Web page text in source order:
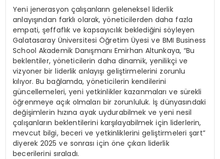
Yeni jenerasyon çalışanların geleneksel liderlik
anlayışından farklı olarak, yöneticilerden daha fazla
empati, şeffaflık ve kapsayıcılık beklediğini söyleyen
Galatasaray Üniversitesi Öğretim Üyesi ve BMI Business
School Akademik Danışmanı Emirhan Altunkaya, “Bu
beklentiler, yöneticilerin daha dinamik, yenilikçi ve
vizyoner bir liderlik anlayışı geliştirmelerini zorunlu
kılıyor. Bu bağlamda, yöneticilerin kendilerini
güncellemeleri, yeni yetkinlikler kazanmaları ve sürekli
öğrenmeye açık olmaları bir zorunluluk. İş dünyasındaki
değişimlerin hızına ayak uydurabilmek ve yeni nesil
çalışanların beklentilerini karşılayabilmek için liderlerin,
mevcut bilgi, beceri ve yetkinliklerini geliştirmeleri şart”
diyerek 2025 ve sonrası için öne çıkan liderlik
becerilerini sıraladı.